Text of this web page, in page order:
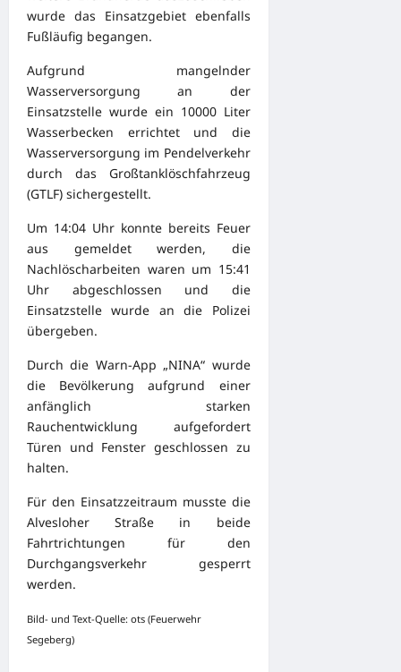
wurde das Einsatzgebiet ebenfalls
Fußläufig begangen.
Aufgrund mangelnder
Wasserversorgung an der
Einsatzstelle wurde ein 10000 Liter
Wasserbecken errichtet und die
Wasserversorgung im Pendelverkehr
durch das Großtanklöschfahrzeug
(GTLF) sichergestellt.
Um 14:04 Uhr konnte bereits Feuer
aus gemeldet werden, die
Nachlöscharbeiten waren um 15:41
Uhr abgeschlossen und die
Einsatzstelle wurde an die Polizei
übergeben.
Durch die Warn-App „NINA“ wurde
die Bevölkerung aufgrund einer
anfänglich starken
Rauchentwicklung aufgefordert
Türen und Fenster geschlossen zu
halten.
Für den Einsatzzeitraum musste die
Alvesloher Straße in beide
Fahrtrichtungen für den
Durchgangsverkehr gesperrt
werden.
Bild- und Text-Quelle: ots (Feuerwehr
Segeberg)